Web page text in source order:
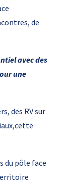
de
avec des
une
des RV sur
du pôle face